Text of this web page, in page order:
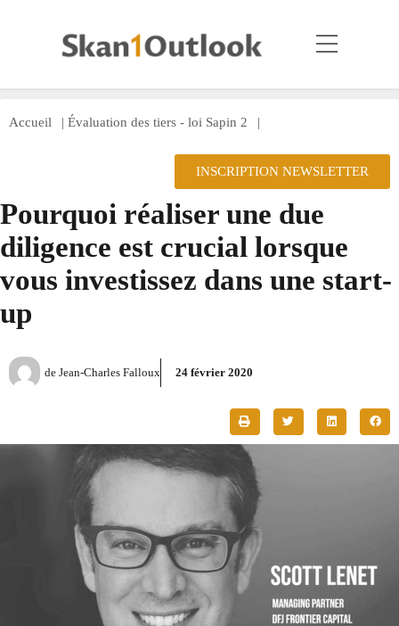
Accueil | Évaluation des tiers - loi Sapin 2 |
INSCRIPTION NEWSLETTER
Pourquoi réaliser une due
diligence est crucial lorsque
vous investissez dans une start-
up
de Jean-Charles Falloux 24 février 2020